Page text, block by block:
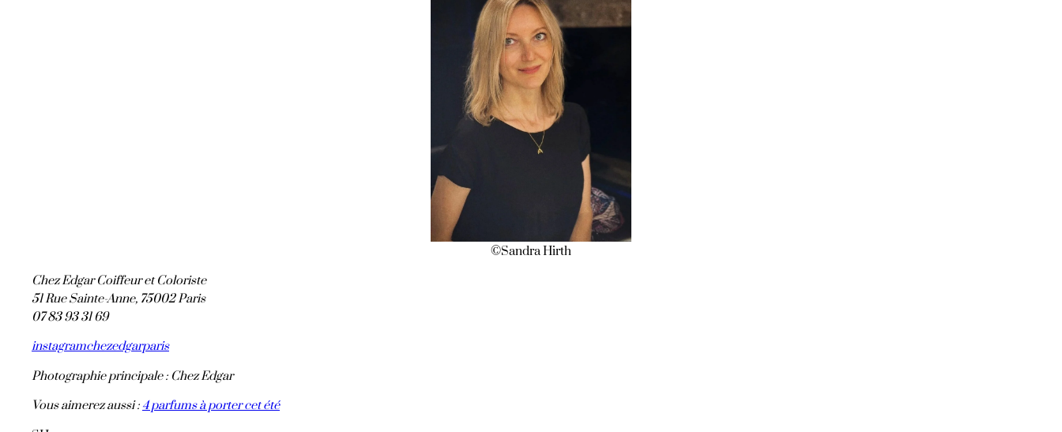
©Sandra Hirth
Chez Edgar Coiffeur et Coloriste
51 Rue Sainte-Anne, 75002 Paris
07 83 93 31 69
instagramchezedgarparis
Photographie principale : Chez Edgar
Vous aimerez aussi : 4 parfums à porter cet été